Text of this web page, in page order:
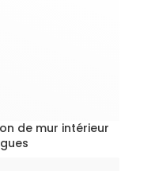
de mur intérieur